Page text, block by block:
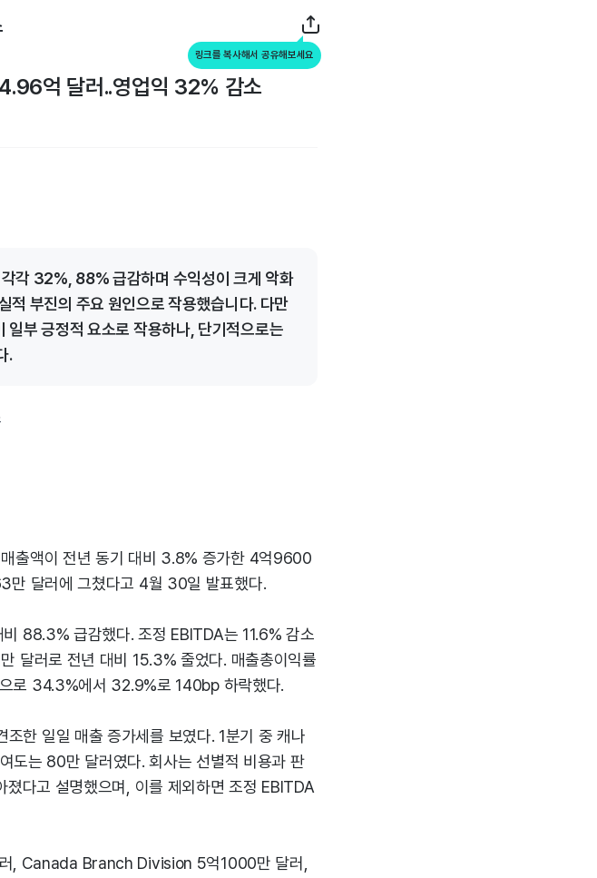
링크를 복사해서 공유해보세요
억 달러..영업익 32% 감소
각 32%, 88% 급감하며 수익성이 크게 악화
적 부진의 주요 원인으로 작용했습니다. 다만
부 긍정적 요소로 작용하나, 단기적으로는
.
출액이 전년 동기 대비 3.8% 증가한 4억9600
만 달러에 그쳤다고 4월 30일 발표했다.
88.3% 급감했다. 조정 EBITDA는 11.6% 감소
달러로 전년 대비 15.3% 줄었다. 매출총이익률
로 34.3%에서 32.9%로 140bp 하락했다.
한 일일 매출 증가세를 보였다. 1분기 중 캐나
도는 80만 달러였다. 회사는 선별적 비용과 판
다고 설명했으며, 이를 제외하면 조정 EBITDA
, Canada Branch Division 5억1000만 달러,